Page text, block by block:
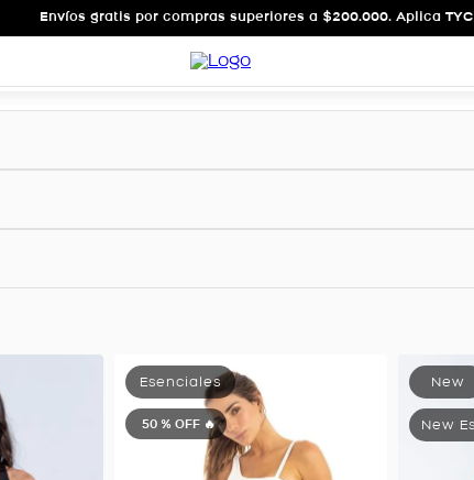
Envíos gratis por compras superiores a $200.000. Aplica TYC
50 % OFF 🔥